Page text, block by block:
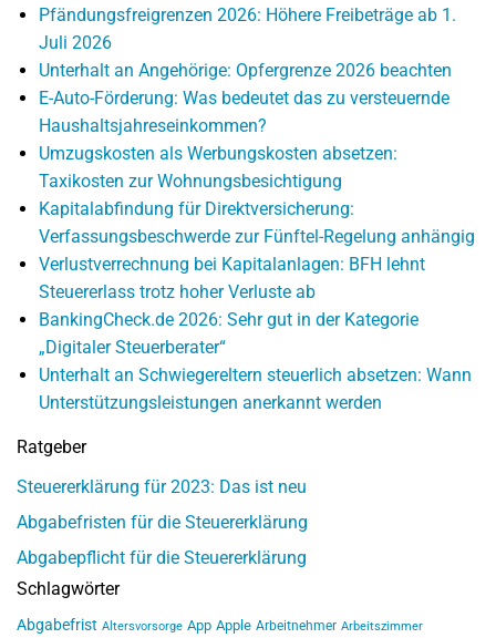
Pfändungsfreigrenzen 2026: Höhere Freibeträge ab 1.
Juli 2026
Unterhalt an Angehörige: Opfergrenze 2026 beachten
E-Auto-Förderung: Was bedeutet das zu versteuernde
Haushaltsjahreseinkommen?
Umzugskosten als Werbungskosten absetzen:
Taxikosten zur Wohnungsbesichtigung
Kapitalabfindung für Direktversicherung:
Verfassungsbeschwerde zur Fünftel-Regelung anhängig
Verlustverrechnung bei Kapitalanlagen: BFH lehnt
Steuererlass trotz hoher Verluste ab
BankingCheck.de 2026: Sehr gut in der Kategorie
„Digitaler Steuerberater“
Unterhalt an Schwiegereltern steuerlich absetzen: Wann
Unterstützungsleistungen anerkannt werden
Ratgeber
Steuererklärung für 2023: Das ist neu
Abgabefristen für die Steuererklärung
Abgabepflicht für die Steuererklärung
Schlagwörter
Abgabefrist Altersvorsorge App Apple Arbeitnehmer Arbeitszimmer